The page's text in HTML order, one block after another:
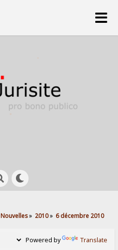
Nouvelles» 2010» 6 décembre 2010
Powered by Translate